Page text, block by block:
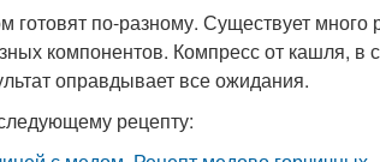
готовят по-разному. Существует
компонентов. Компресс от кашля, в
оправдывает все ожидания.
рецепту: